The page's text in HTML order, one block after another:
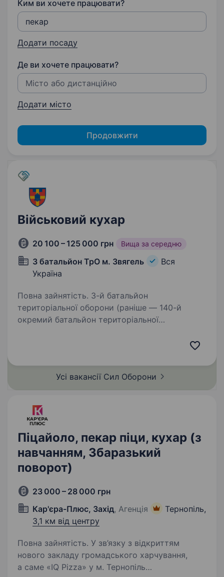
Ким ви хочете працювати?
Додати посаду
Де ви хочете працювати?
Додати місто
Продовжити
Військовий кухар
20 100 – 125 000 грн Вища за середню
3 батальйон ТрО м. Звягель
Вся
Україна
Повна зайнятість. 3-й батальйон
територіальної оборони (раніше — 140-й
окремий батальйон територіальної
територіальної…
Усі вакансії Сил Оборони
Піцайоло, пекар піци, кухар (з
навчанням, Збаразький
поворот)
23 000 – 28 000 грн
Кар'єра-Плюс, Захід, Агенція
Тернопіль,
3,1 км від центру
Повна зайнятість. У зв’язку з відкриттям
нового закладу громадського харчування,
а саме «IQ Pizza» у м. Тернопіль